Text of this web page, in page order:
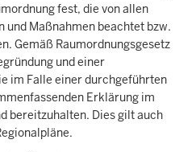
fest, die von allen
und Maßnahmen beachtet bzw.
Gemäß Raumordnungsgesetz
und einer
im Falle einer durchgeführten
Erklärung im
bereitzuhalten. Dies gilt auch